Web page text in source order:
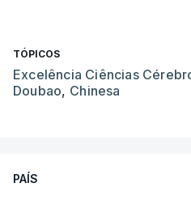
TÓPICOS
Excelência Ciências
Doubao, Chinesa
PAÍS